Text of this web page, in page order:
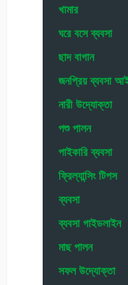
খামার
ঘরে বসে ব্যবসা
ছাদ বাগান
জনপ্রিয় ব্যবসা
নারী উদ্যোক্তা
পশু পালন
পাইকারি ব্যবসা
ফ্রিল্যান্সিং টিপস
ব্যবসা
ব্যবসা গাইডলাইন
মাছ পালন
সফল উদ্যোক্তা